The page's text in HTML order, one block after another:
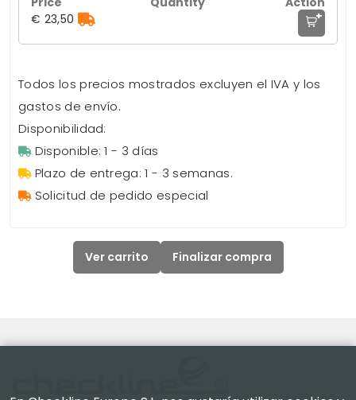
€ 23,50 +
Todos los precios mostrados excluyen el IVA y los
gastos de envío.
Disponibilidad:
Disponible: 1 - 3 días
Plazo de entrega: 1 - 3 semanas.
Solicitud de pedido especial
Ver carrito Finalizar compra